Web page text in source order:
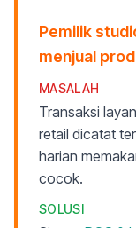
Pemilik
menjual
MASALAH
Transaksi
retail dicatat
harian
cocok.
SOLUSI